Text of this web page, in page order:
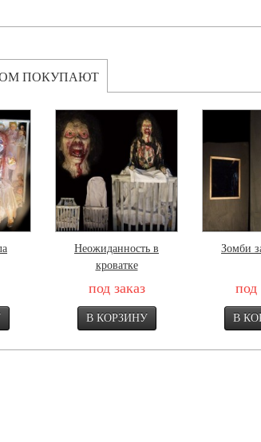
ПОКУПАЮТ
Неожиданность в
кроватке
под заказ
Зомби
под